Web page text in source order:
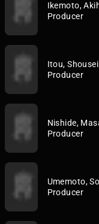
Ikemoto,
Producer
Itou, Shousei
Producer
Nishide,
Producer
Umemoto,
Producer